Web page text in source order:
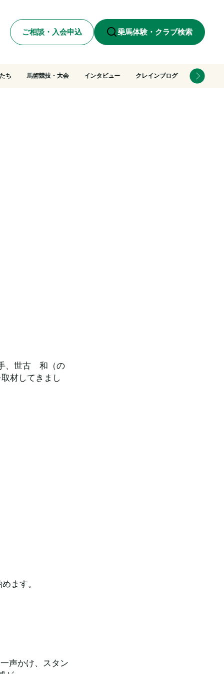
ご相談・入会申込 乗馬体験・クラブ検索
ち 馬術競技・大会 インタビュー クレインブログ
、世古　和（の
材してきまし
ます。
声かけ、スタン